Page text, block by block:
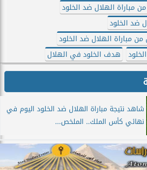
مباراة الهلال ضد الخلود
ضد الخلود
مباراة الهلال ضد الخلود
هدف الخلود في الهلال
شاهد نتيجة مباراة الهلال ضد الخلود اليوم في
نهائي كأس الملك.. الملخص...